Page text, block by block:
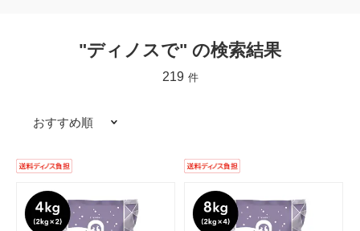
"ディノスで" の検索結果
219 件
おすすめ順